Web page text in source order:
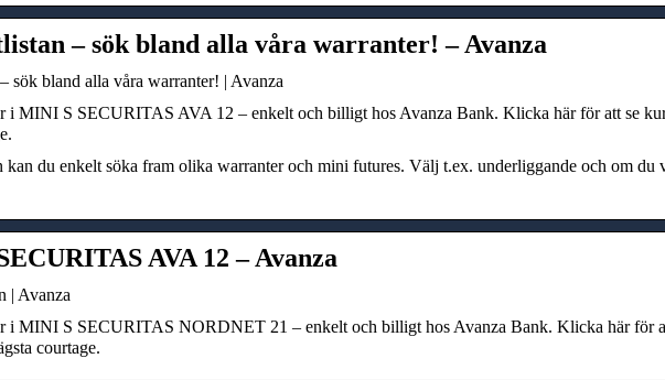
– sök bland alla våra warranter! – Avanza
sök bland alla våra warranter! | Avanza
i MINI S SECURITAS AVA 12 – enkelt och billigt hos Avanza Bank. Klicka här för att se
kan du enkelt söka fram olika warranter och mini futures. Välj t.ex. underliggande och om
AVA 12 – Avanza
| Avanza
i MINI S SECURITAS NORDNET 21 – enkelt och billigt hos Avanza Bank. Klicka här för
courtage.